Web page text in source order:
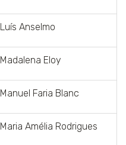
Luís Anselmo
Madalena Eloy
Manuel Faria Blanc
Maria Amélia Rodrigues